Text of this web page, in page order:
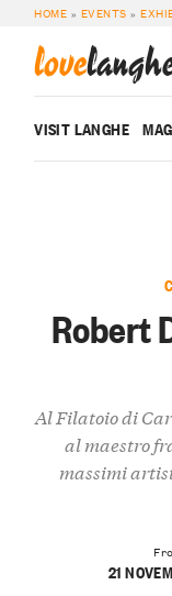
HOME » EVENTS »
love
VISIT LANGHE
Robert
Al Filatoio di
al maestro
massimi
21